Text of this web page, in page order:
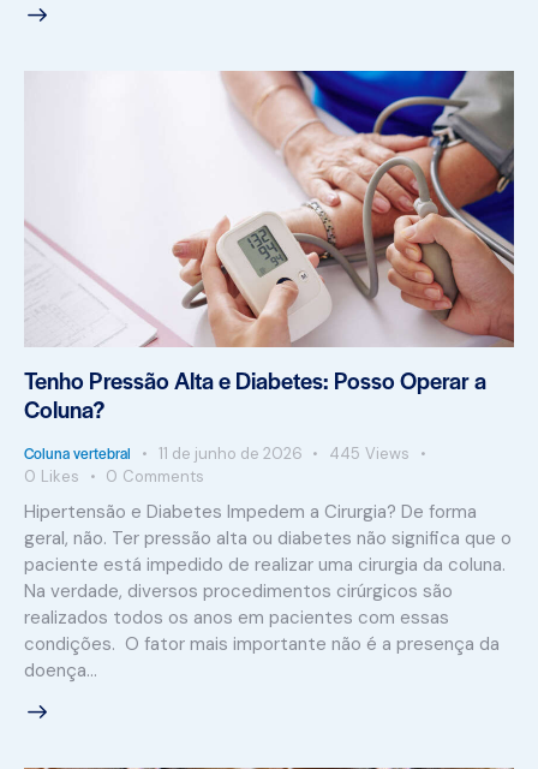
Tenho Pressão Alta e Diabetes: Posso Operar a
Coluna?
Coluna vertebral 11 de junho de 2026 445 Views
0 Likes 0 Comments
Hipertensão e Diabetes Impedem a Cirurgia? De forma
geral, não. Ter pressão alta ou diabetes não significa que o
paciente está impedido de realizar uma cirurgia da coluna.
Na verdade, diversos procedimentos cirúrgicos são
realizados todos os anos em pacientes com essas
condições. O fator mais importante não é a presença da
doença…